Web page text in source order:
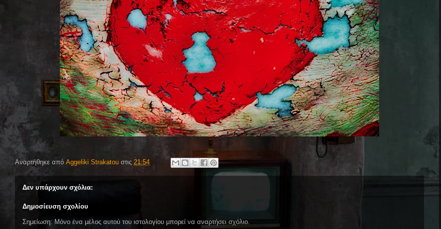
Αναρτήθηκε από Aggeliki Strakatou στις 21:54
Δεν υπάρχουν σχόλια:
Δημοσίευση σχολίου
Σημείωση: Μόνο ένα μέλος αυτού του ιστολογίου μπορεί να αναρτήσει σχόλιο.